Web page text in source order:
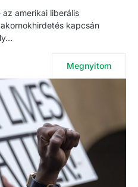
amerikai liberális
kapcsán
Megnyitom